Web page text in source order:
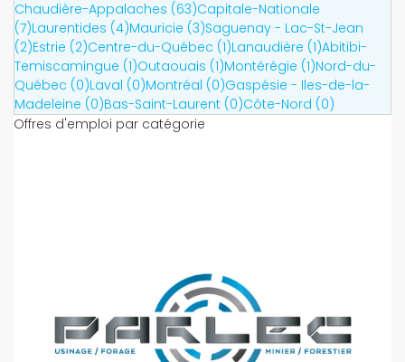
Chaudière-Appalaches (63)Capitale-Nationale
(7)Laurentides (4)Mauricie (3)Saguenay - Lac-St-Jean
(2)Estrie (2)Centre-du-Québec (1)Lanaudière (1)Abitibi-
Temiscamingue (1)Outaouais (1)Montérégie (1)Nord-du-
Québec (0)Laval (0)Montréal (0)Gaspésie - Iles-de-la-
Madeleine (0)Bas-Saint-Laurent (0)Côte-Nord (0)
Offres d'emploi par catégorie